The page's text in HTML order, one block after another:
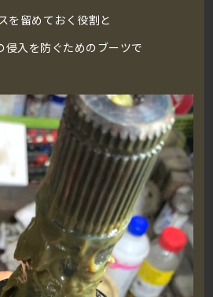
を留めておく役割と
入を防ぐためのブーツで